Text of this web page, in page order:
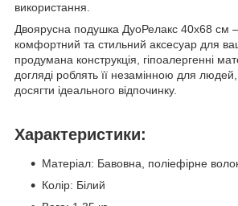
використання.
Двоярусна подушка ДуоРелакс 40x68 см
комфортний та стильний аксесуар для
продумана конструкція, гіпоалергенні
догляді роблять її незамінною для людей,
досягти ідеального відпочинку.
Характеристики:
Матеріал: Бавовна, поліефірне
Колір: Білий